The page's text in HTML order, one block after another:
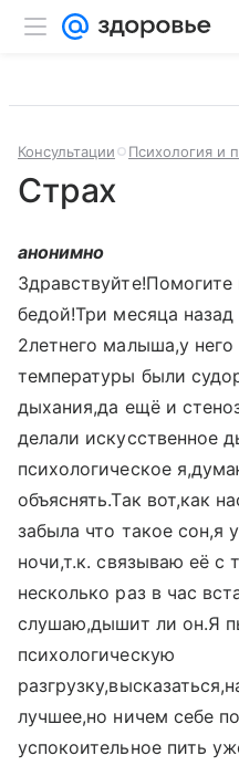
Консультации Психология и
Страх
анонимно
бедой!Три месяца назад
2летнего малыша,у
температуры были
дыхания,да ещё и
делали искусственное
психологическое
объяснять.Так вот,как
забыла что такое сон,я
ночи,т.к. связываю её
несколько раз в час
слушаю,дышит ли он.Я
психологическую
лучшее,но ничем себе
успокоительное пить